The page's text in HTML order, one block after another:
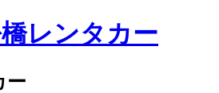
レンタカー
ー